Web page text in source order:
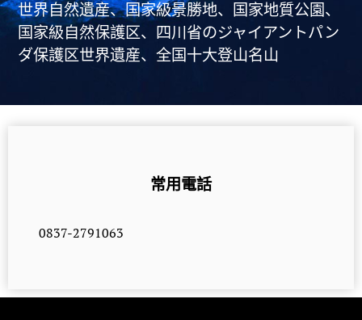
世界自然遺産、国家級景勝地、国家地質公園、
国家級自然保護区、四川省のジャイアントパン
ダ保護区世界遺産、全国十大登山名山
常用電話
0837-2791063